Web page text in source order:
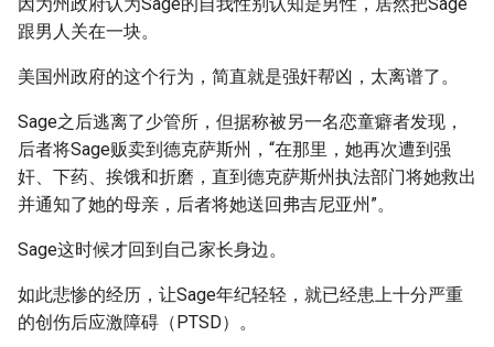
跟男人关在一块。
美国州政府的这个行为，简直就是强奸帮凶，太离谱了。
Sage之后逃离了少管所，但据称被另一名恋童癖者发现，
后者将Sage贩卖到德克萨斯州，“在那里，她再次遭到强
奸、下药、挨饿和折磨，直到德克萨斯州执法部门将她救出
并通知了她的母亲，后者将她送回弗吉尼亚州”。
Sage这时候才回到自己家长身边。
如此悲惨的经历，让Sage年纪轻轻，就已经患上十分严重
的创伤后应激障碍（PTSD）。